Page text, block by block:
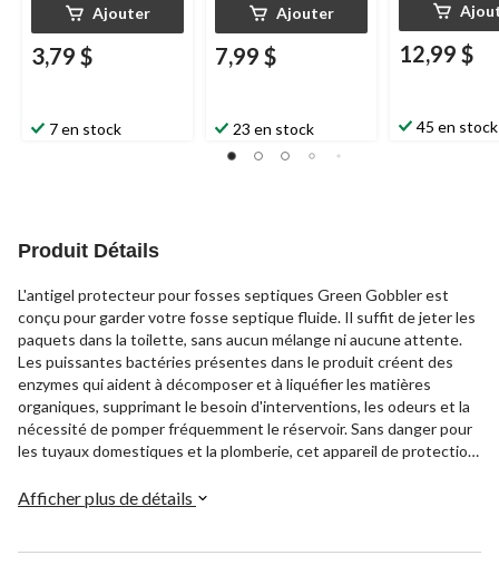
Ajouter
3,79 $
7 en stock
Ajouter
7,99 $
23 en stock
12,99 $
45 en stock
Produit Détails
L'antigel protecteur pour fosses septiques Green Gobbler est
conçu pour garder votre fosse septique fluide. Il suffit de jeter les
paquets dans la toilette, sans aucun mélange ni aucune attente.
Les puissantes bactéries présentes dans le produit créent des
enzymes qui aident à décomposer et à liquéfier les matières
organiques, supprimant le besoin d'interventions, les odeurs et la
nécessité de pomper fréquemment le réservoir. Sans danger pour
les tuyaux domestiques et la plomberie, cet appareil de protection
Afficher plus de détails